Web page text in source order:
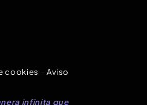
cookies
Aviso
infinita que